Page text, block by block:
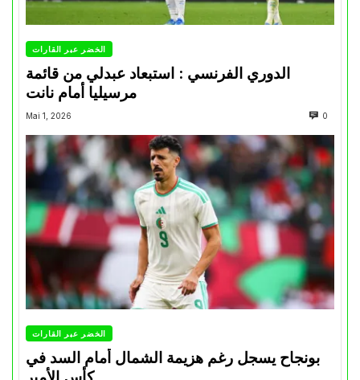
الخضر عبر القارات
الدوري الفرنسي : استبعاد عبدلي من قائمة
مرسيليا أمام نانت
Mai 1, 2026 0
الخضر عبر القارات
بونجاح يسجل رغم هزيمة الشمال أمام السد في